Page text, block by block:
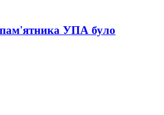
УПА було